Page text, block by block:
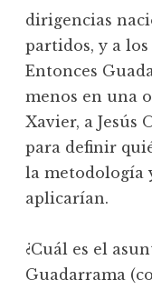
dirigencias
partidos, y a
Entonces
menos en una
Xavier, a Jesús
para definir
la metodología
aplicarían.
¿Cuál es el
Guadarrama